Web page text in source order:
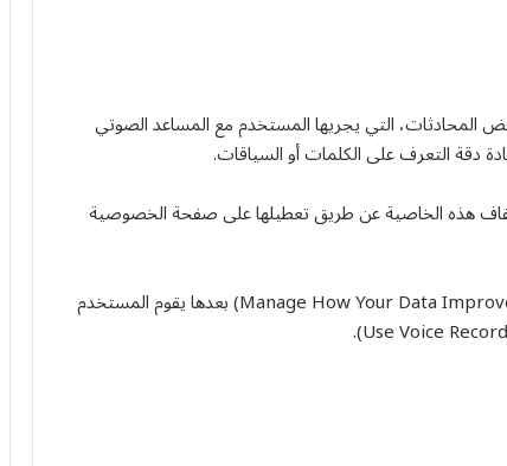
المحادثات، التي يجريها المستخدم مع المساعد الصوتي
هذه الخاصية عن طريق تعطيلها على صفحة الخصوصية
وفي الإعدادات ينبغي على المستخدم اختيار البند (Manage How Your Data Improves Alexa) بعدها يقوم المستخدم